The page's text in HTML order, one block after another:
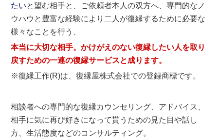
たいと望む相手と、ご依頼者本人の双方へ、専門的なノ
ウハウと豊富な経験により二人が復縁するために必要な
様々なことを行う、
本当に大切な相手。かけがえのない復縁したい人を取り
戻すための一連の復縁サービスと成ります。
※復縁工作(R)は、復縁屋株式会社での登録商標です。
相談者への専門的な復縁カウンセリング、アドバイス、
相手に気に再び好きになって貰うための見た目や話し
方、生活態度などのコンサルティング。